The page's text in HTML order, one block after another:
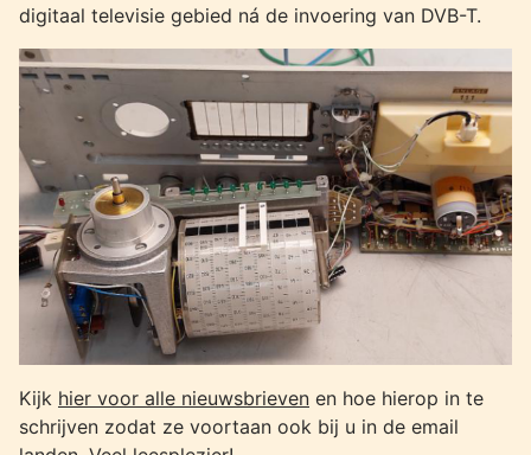
digitaal televisie gebied ná de invoering van DVB-T.
Kijk hier voor alle nieuwsbrieven en hoe hierop in te
schrijven zodat ze voortaan ook bij u in de email